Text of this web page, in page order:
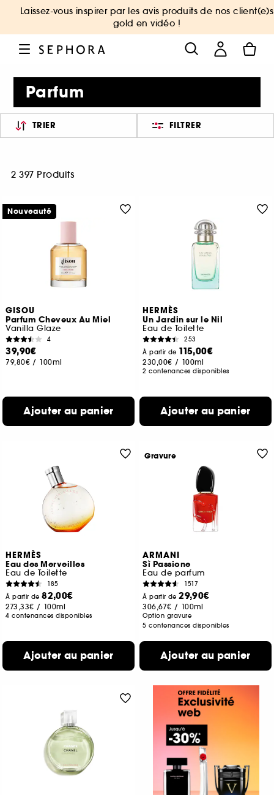
Laissez-vous inspirer par les avis produits de nos client(e)s
gold en vidéo !
Parfum
TRIER FILTRER
2 397 Produits
GISOU
Parfum Cheveux Au Miel
Vanilla Glaze
4
39,90€
79,80€ / 100ml
Ajouter au panier
Nouveauté
HERMÈS
Un Jardin sur le Nil
Eau de Toilette
253
À partir de 115,00€
230,00€ / 100ml
2 contenances disponibles
Ajouter au panier
HERMÈS
Eau des Merveilles
Eau de Toilette
185
À partir de82,00€
273,33€ / 100ml
4 contenances disponibles
Ajouter au panier
ARMANI
Sì Passione
Eau de parfum
1517
À partir de29,90€
306,67€ / 100ml
Option gravure
5 contenances disponibles
Ajouter au panier
Gravure